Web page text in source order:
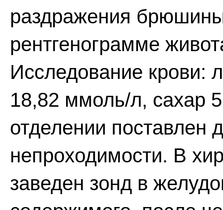
раздражения
рентгенограмме
Исследование крови:
18,82 ммоль/л, сахар
отделении поставлен
непроходимости. В
заведен зонд в